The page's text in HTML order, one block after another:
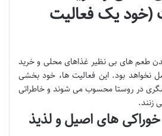
یک فعالیت
طعم های بی نظیر غذاهای محلی و خرید
نخواهد بود. این فعالیت ها، خود بخشی
در روستا محسوب می شوند و خاطراتی
زنند.
های اصیل و لذیذ